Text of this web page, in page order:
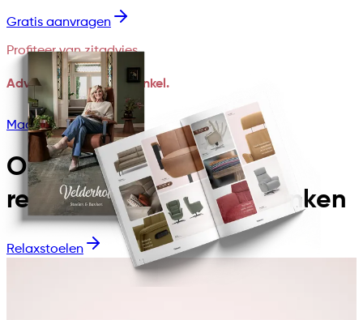
Gratis aanvragen
Profiteer van zitadvies
Advies thuis of in de winkel.
Maak een afspraak
Ontdek onze collectie
relaxstoelen en relaxbanken
Relaxstoelen